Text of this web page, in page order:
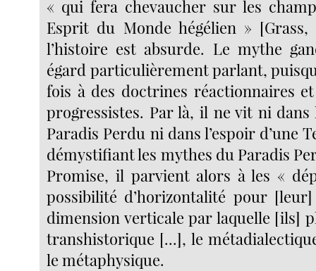
« qui fera chevaucher sur les
Esprit du Monde hégélien »
l’histoire est absurde. Le mythe
égard particulièrement parlant,
fois à des doctrines réactionnaires
progressistes. Par là, il ne vit ni dans
Paradis Perdu ni dans l’espoir d’une
démystifiant les mythes du Paradis
Promise, il parvient alors à les «
possibilité d’horizontalité pour
dimension verticale par laquelle [ils]
transhistorique [...], le
le métaphysique.